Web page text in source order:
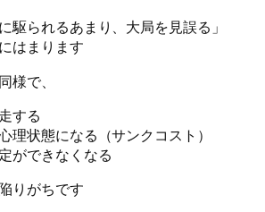
駆られるあまり、大局を見誤る」
はまります
様で、
する
理状態になる（サンクコスト）
ができなくなる
りがちです